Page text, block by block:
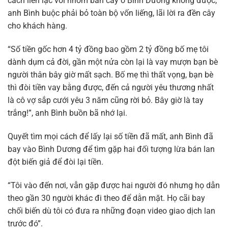
anh Bình buộc phải bỏ toàn bộ vốn liếng, lãi lời ra đền cây
cho khách hàng.
“Số tiền gốc hơn 4 tỷ đồng bao gồm 2 tỷ đồng bố mẹ tôi
dành dụm cả đời, gần một nửa còn lại là vay mượn bạn bè
người thân bây giờ mất sạch. Bố mẹ thì thất vọng, bạn bè
thì đòi tiền vay bằng được, đến cả người yêu thương nhất
là cô vợ sắp cưới yêu 3 năm cũng rời bỏ. Bây giờ là tay
trắng!”, anh Bình buồn bã nhớ lại.
Quyết tìm mọi cách để lấy lại số tiền đã mất, anh Bình đã
bay vào Bình Dương để tìm gặp hai đối tượng lừa bán lan
đột biến giả để đòi lại tiền.
“Tôi vào đến nơi, vẫn gặp được hai người đó nhưng họ dẫn
theo gần 30 người khác đi theo để dằn mặt. Họ cãi bay
chối biến dù tôi có đưa ra những đoạn video giao dịch lan
trước đó”.